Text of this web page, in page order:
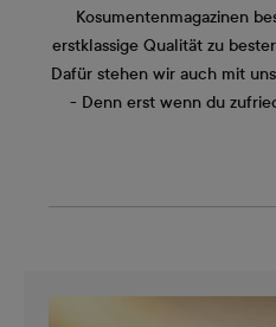
Kosumentenmagazinen
erstklassige Qualität zu
Dafür stehen wir auch mit
- Denn erst wenn du